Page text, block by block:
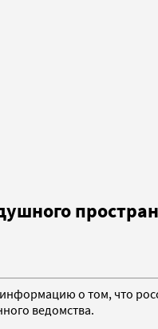
о том, что
ведомства.